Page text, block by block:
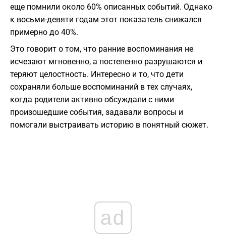
еще помнили около 60% описанных событий. Однако
к восьми-девяти годам этот показатель снижался
примерно до 40%.
Это говорит о том, что ранние воспоминания не
исчезают мгновенно, а постепенно разрушаются и
теряют целостность. Интересно и то, что дети
сохраняли больше воспоминаний в тех случаях,
когда родители активно обсуждали с ними
произошедшие события, задавали вопросы и
помогали выстраивать историю в понятный сюжет.
ad